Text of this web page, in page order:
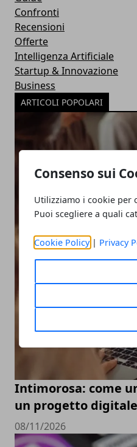
Consenso sui
Utilizziamo i cookie per
Puoi scegliere a quali
Cookie Policy| Privacy
Confronti
Recensioni
Offerte
Intelligenza Artificiale
Startup & Innovazione
Business
ARTICOLI POPOLARI
Intimorosa: come
un progetto
08/11/2026